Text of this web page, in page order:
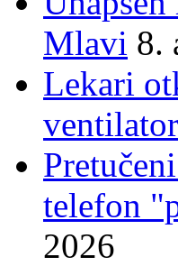
Mlavi 8.
Lekari
telefon
2026